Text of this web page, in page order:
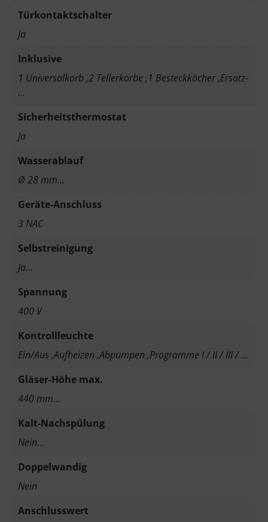
Türkontaktschalter
Ja
Inklusive
1 Universalkorb ,2 Tellerkörbe ,1 Besteckköcher ,Ersatz-
…
Sicherheitsthermostat
Ja
Wasserablauf
Ø 28 mm…
Geräte-Anschluss
3 NAC
Selbstreinigung
Ja…
Spannung
400 V
Kontrollleuchte
Ein/Aus ,Aufheizen ,Abpumpen ,Programme I / II / III / …
Gläser-Höhe max.
440 mm…
Kalt-Nachspülung
Nein…
Doppelwandig
Nein
Anschlusswert